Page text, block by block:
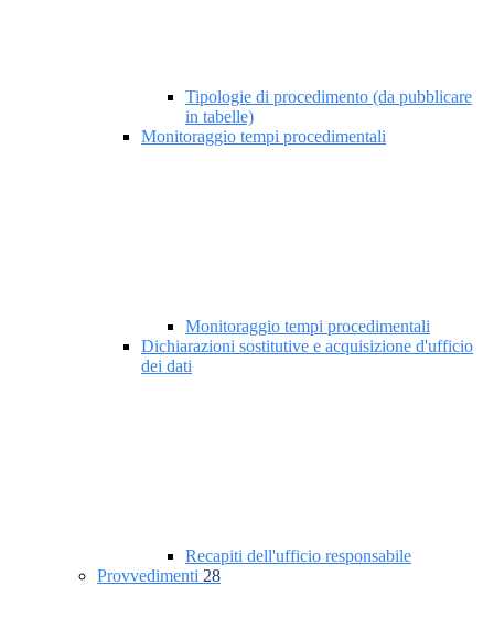
Tipologie di procedimento (da pubblicare
in tabelle)
Monitoraggio tempi procedimentali
Monitoraggio tempi procedimentali
Dichiarazioni sostitutive e acquisizione d'ufficio
dei dati
Recapiti dell'ufficio responsabile
Provvedimenti 28